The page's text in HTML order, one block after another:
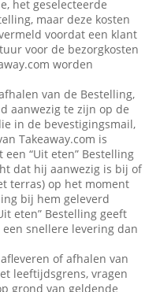
het geselecteerde
maar deze kosten
voordat een klant
voor de bezorgkosten
worden
van de Bestelling,
aanwezig te zijn op de
in de bevestigingsmail,
Takeaway.com is
“Uit eten” Bestelling
dat hij aanwezig is bij of
terras) op het moment
bij hem geleverd
eten” Bestelling geeft
snellere levering dan
of afhalen van
leeftijdsgrens, vragen
grond van geldende